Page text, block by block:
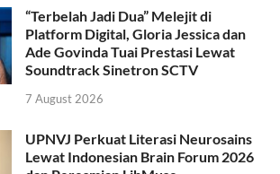
“Terbelah Jadi Dua” Melejit di
Platform Digital, Gloria Jessica dan
Ade Govinda Tuai Prestasi Lewat
Soundtrack Sinetron SCTV
7 August 2026
UPNVJ Perkuat Literasi Neurosains
Lewat Indonesian Brain Forum 2026